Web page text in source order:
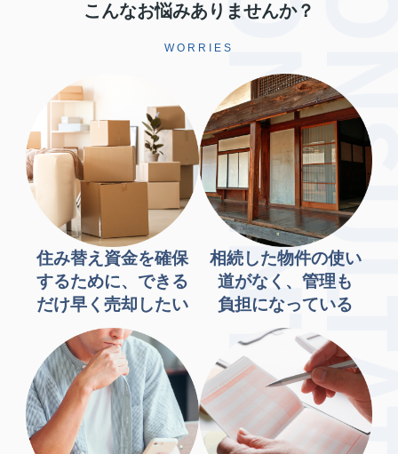
こんなお悩みありませんか？
WORRIES
住み替え資金を確保
するために、できる
だけ早く売却したい
相続した物件の使い
道がなく、管理も
負担になっている